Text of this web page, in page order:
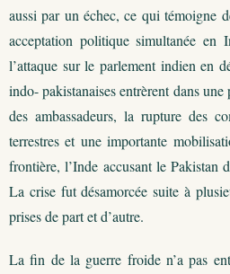
aussi par un échec, ce qui témoigne
acceptation politique simultanée en
l’attaque sur le parlement indien en
indo- pakistanaises entrèrent dans
des ambassadeurs, la rupture des
terrestres et une importante
frontière, l’Inde accusant le Pakistan
La crise fut désamorcée suite à
prises de part et d’autre.
La fin de la guerre froide n’a pas